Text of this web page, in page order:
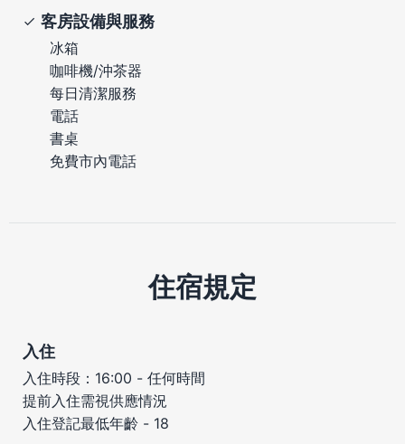
客房設備與服務
冰箱
咖啡機/沖茶器
每日清潔服務
電話
書桌
免費市內電話
住宿規定
入住
入住時段：16:00 - 任何時間
提前入住需視供應情況
入住登記最低年齡 - 18